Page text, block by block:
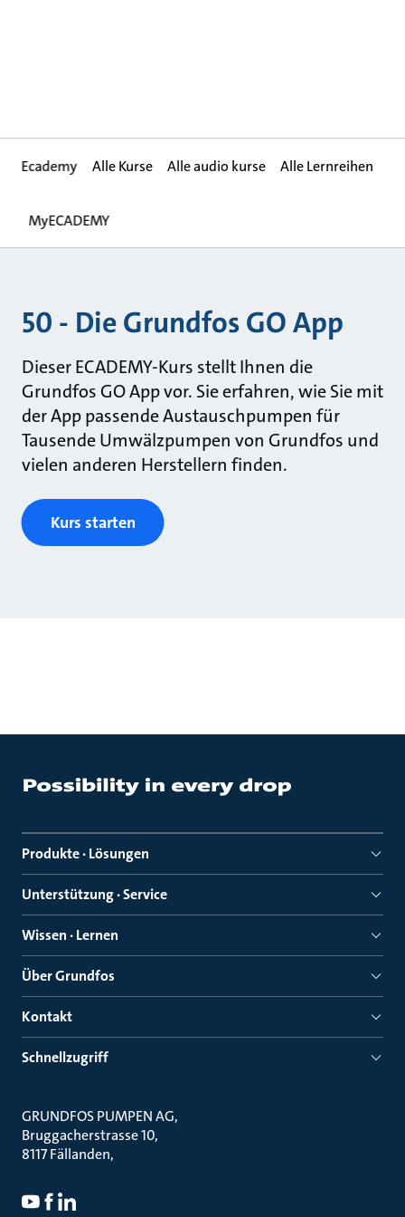
Ecademy Alle Kurse Alle audio kurse Alle Lernreihen
MyECADEMY
50 - Die Grundfos GO App
Dieser ECADEMY-Kurs stellt Ihnen die
Grundfos GO App vor. Sie erfahren, wie Sie mit
der App passende Austauschpumpen für
Tausende Umwälzpumpen von Grundfos und
vielen anderen Herstellern finden.
Kurs starten
Produkte · Lösungen
Unterstützung · Service
Wissen · Lernen
Über Grundfos
Kontakt
Schnellzugriff
GRUNDFOS PUMPEN AG
Bruggacherstrasse 10
8117 Fällanden